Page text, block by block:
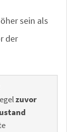
sein als
der
zuvor